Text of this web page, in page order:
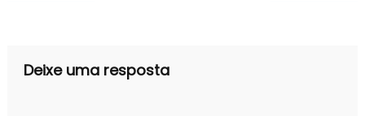
de
Deixe uma resposta